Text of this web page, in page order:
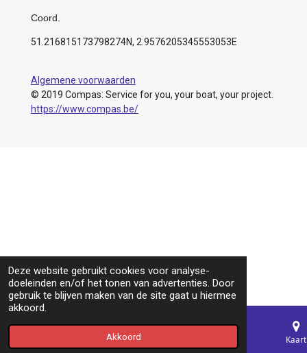
Deze website gebruikt cookies voor analyse-
doeleinden en/of het tonen van advertenties. Door
gebruik te blijven maken van de site gaat u hiermee
akkoord.
Akkoord
Coord.
51.216815173798274N, 2.9576205345553053E
Algemene voorwaarden
© 2019 Compas: Service for you, your boat, your project.
https://www.compas.be/
Kaart